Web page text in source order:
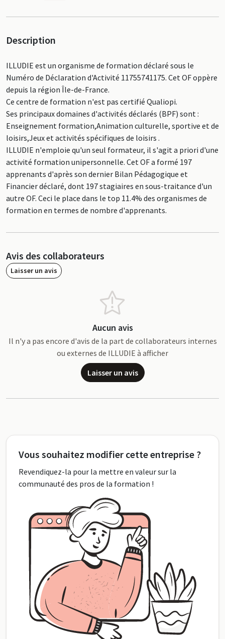
Description
ILLUDIE est un organisme de formation déclaré sous le
Numéro de Déclaration d'Activité 11755741175. Cet OF oppère
depuis la région Île-de-France.
Ce centre de formation n'est pas certifié Qualiopi.
Ses principaux domaines d'activités déclarés (BPF) sont :
Enseignement formation,Animation culturelle, sportive et de
loisirs,Jeux et activités spécifiques de loisirs .
ILLUDIE n'emploie qu'un seul formateur, il s'agit a priori d'une
activité formation unipersonnelle. Cet OF a formé 197
apprenants d'après son dernier Bilan Pédagogique et
Financier déclaré, dont 197 stagiaires en sous-traitance d'un
autre OF. Ceci le place dans le top 11.4% des organismes de
formation en termes de nombre d'apprenants.
Avis des collaborateurs
Laisser un avis
Aucun avis
Il n'y a pas encore d'avis de la part de collaborateurs internes
ou externes de ILLUDIE à afficher
Laisser un avis
Vous souhaitez modifier cette entreprise ?
Revendiquez-la pour la mettre en valeur sur la
communauté des pros de la formation !